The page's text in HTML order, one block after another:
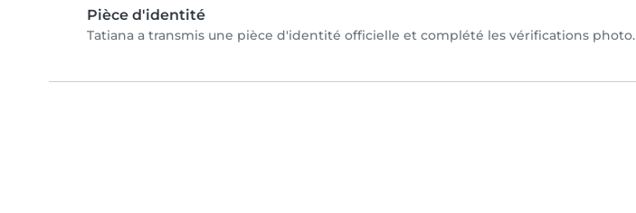
Pièce d'identité
Tatiana a transmis une pièce d'identité officielle et complété les vérifications photo.